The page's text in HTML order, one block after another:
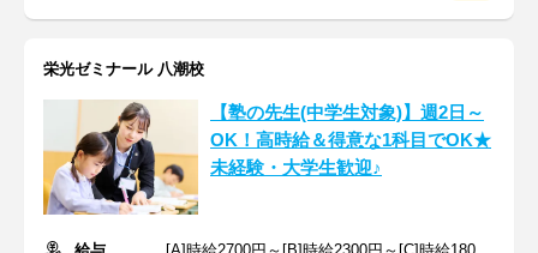
栄光ゼミナール 八潮校
【塾の先生(中学生対象)】週2日～
OK！高時給＆得意な1科目でOK★
未経験・大学生歓迎♪